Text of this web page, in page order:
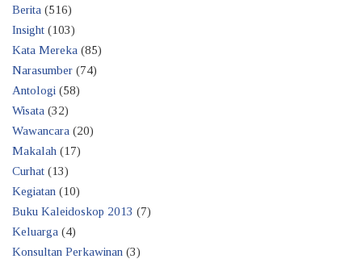
Berita (516)
Insight (103)
Kata Mereka (85)
Narasumber (74)
Antologi (58)
Wisata (32)
Wawancara (20)
Makalah (17)
Curhat (13)
Kegiatan (10)
Buku Kaleidoskop 2013 (7)
Keluarga (4)
Konsultan Perkawinan (3)